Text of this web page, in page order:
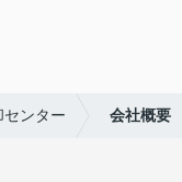
ンター 会社概要